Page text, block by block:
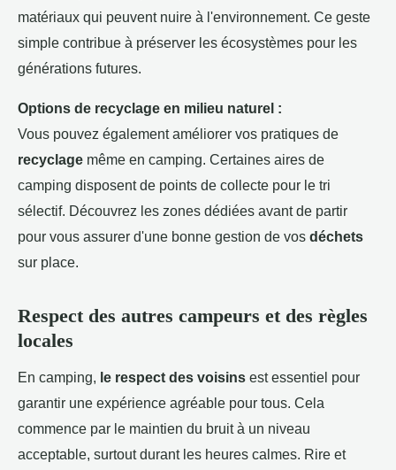
matériaux qui peuvent nuire à l'environnement. Ce geste
simple contribue à préserver les écosystèmes pour les
générations futures.
Options de recyclage en milieu naturel :
Vous pouvez également améliorer vos pratiques de
recyclage même en camping. Certaines aires de
camping disposent de points de collecte pour le tri
sélectif. Découvrez les zones dédiées avant de partir
pour vous assurer d'une bonne gestion de vos déchets
sur place.
Respect des autres campeurs et des règles
locales
En camping, le respect des voisins est essentiel pour
garantir une expérience agréable pour tous. Cela
commence par le maintien du bruit à un niveau
acceptable, surtout durant les heures calmes. Rire et